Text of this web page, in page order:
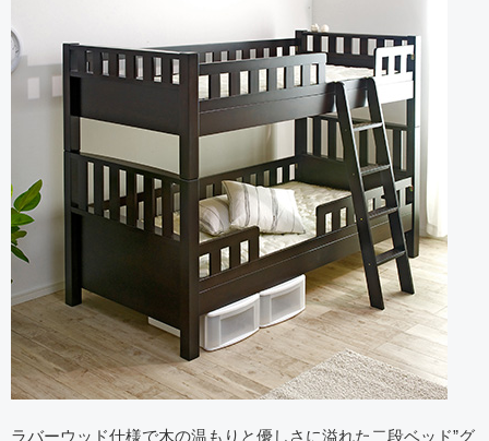
ラバーウッド仕様で木の温もりと優しさに溢れた二段ベッド”グ